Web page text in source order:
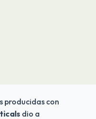
producidas con
dio a